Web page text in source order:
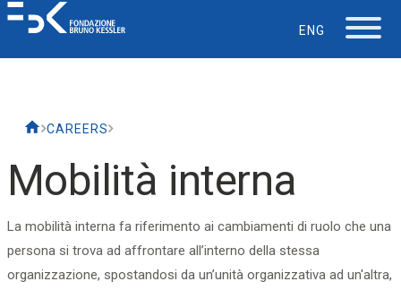
ENG
La vita in FBK
CAREERS
Mobilità interna
La mobilità interna fa riferimento ai cambiamenti di ruolo che una
persona si trova ad affrontare all’interno della stessa
organizzazione, spostandosi da un’unità organizzativa ad un'altra,